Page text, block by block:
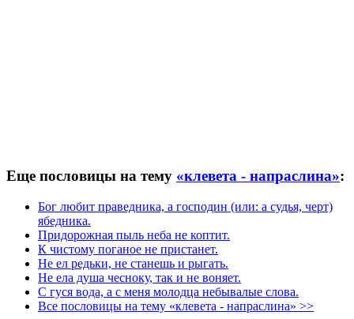
Еще пословицы на тему «клевета - напраслина»:
Бог любит праведника, а господин (или: а судья, черт)
ябедника.
Придорожная пыль неба не коптит.
К чистому поганое не пристанет.
Не ел редьки, не станешь и рыгать.
Не ела душа чесноку, так и не воняет.
С гуся вода, а с меня молодца небывалые слова.
Все пословицы на тему «клевета - напраслина» >>